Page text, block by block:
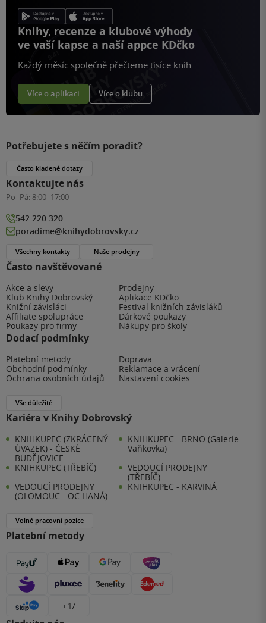
Knihy, recenze a klubové výhody
ve vaší kapse a naší appce KDčko
Každý měsíc společně přečteme tisíce knih
Více o aplikaci Více o klubu
Často navštěvované
Akce a slevy
Prodejny
Klub Knihy Dobrovský
Aplikace KDčko
Knižní závisláci
Festival knižních závisláků
Affiliate spolupráce
Dárkové poukazy
Poukazy pro firmy
Nákupy pro školy
Dodací podmínky
Platební metody
Doprava
Obchodní podmínky
Reklamace a vrácení
Ochrana osobních údajů
Nastavení cookies
Vše důležité
Kariéra v Knihy Dobrovský
KNIHKUPEC (ZKRÁCENÝ
ÚVAZEK) - ČESKÉ
BUDĚJOVICE
KNIHKUPEC - BRNO (Galerie
Vaňkovka)
KNIHKUPEC (TŘEBÍČ)
VEDOUCÍ PRODEJNY
(TŘEBÍČ)
VEDOUCÍ PRODEJNY
(OLOMOUC - OC HANÁ)
KNIHKUPEC - KARVINÁ
Volné pracovní pozice
Platební metody
+ 17
Potřebujete s něčím poradit?
Často kladené dotazy
Kontaktujte nás
Po–Pá: 8:00–17:00
542 220 320
poradime@knihydobrovsky.cz
Všechny kontakty Naše prodejny